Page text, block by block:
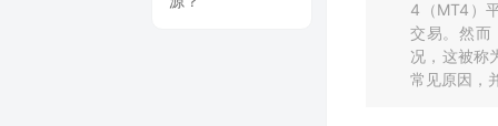
4（MT4）
交易。然而
况，这被称
常见原因，